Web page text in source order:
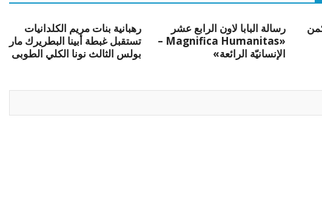
رهبانية بنات مريم الكلدانيات
تستقبل غبطة أبينا البطريرك مار
بولس الثالث نونا الكلي الطوبى
رسالة البابا لاون الرابع عشر
«Magnifica Humanitas –
الإنسانيّة الرائعة»